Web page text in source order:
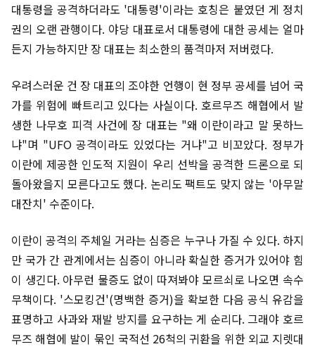
대통령을 공격하더라도 '대통령'이라는 호칭은 붙였던 게 정치
권의 오랜 관행이다. 야당 대표로서 대통령에 대한 공세는 얼마
든지 가능하지만 장 대표는 최소한의 품격마저 저버렸다.
우려스러운 건 장 대표의 조야한 언행이 현 정부 공세를 넘어 국
가를 위험에 빠트리고 있다는 사실이다. 호르무즈 해협에서 발
생한 나무호 피격 사건에 장 대표는 "왜 이란이라고 말 못하느
냐"며 "UFO 공격이라도 있었다는 거냐"고 비꼬았다. 정부가
이란에 제공한 인도적 지원이 우리 선박을 공격한 드론으로 되
돌아왔을지 모른다고도 했다. 논리도 팩트도 맞지 않는 '아무말
대잔치' 수준이다.
이란이 공격의 주체일 거라는 심증은 누구나 가질 수 있다. 하지
만 국가 간 관계에서는 심증이 아니라 확실한 증거가 있어야 힘
이 생긴다. 아무런 물증도 없이 따져봐야 모르쇠로 나오면 속수
무책이다. '스모킹건'(명백한 증거)을 확보한 다음 공식 유감을
표명하고 사과와 재발 방지를 요구하는 게 순리다. 그래야 호르
무즈 해협에 발이 묶인 국적선 26척의 귀환을 위한 외교 지렛대